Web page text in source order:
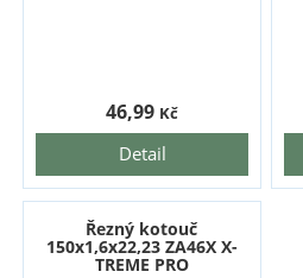
Detail
46,99 Kč
Řezný kotouč
150x1,6x22,23 ZA46X X-
TREME PRO